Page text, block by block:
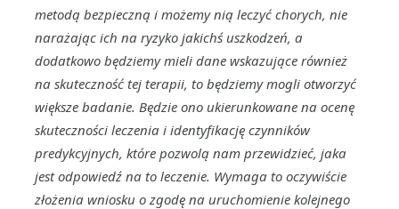
metodą bezpieczną i możemy nią leczyć chorych, nie
narażając ich na ryzyko jakichś uszkodzeń, a
dodatkowo będziemy mieli dane wskazujące również
na skuteczność tej terapii, to będziemy mogli otworzyć
większe badanie. Będzie ono ukierunkowane na ocenę
skuteczności leczenia i identyfikację czynników
predykcyjnych, które pozwolą nam przewidzieć, jaka
jest odpowiedź na to leczenie. Wymaga to oczywiście
złożenia wniosku o zgodę na uruchomienie kolejnego